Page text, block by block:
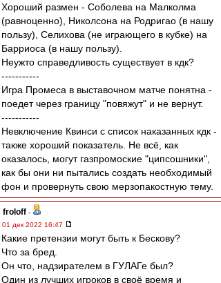
Хороший размен - Соболева на Малколма
(равноценно), Николсона на Родригао (в нашу
пользу), Селихова (не играющего в кубке) на
Барриоса (в нашу пользу).
Неужто справедливость существует в кдк?
-----------
Игра Промеса в выставочном матче понятна -
поедет через границу "повяжут" и не вернут.
-----------
Невключение Квинси с список наказанных кдк -
также хороший показатель. Не всё, как
оказалось, могут газпромоские "ципсошники",
как бы они ни пытались создать необходимый
фон и провернуть свою мерзопакостную тему.
froloff -
01 дек 2022 16:47
Какие претензии могут быть к Бескову?
Что за бред.
Он что, надзирателем в ГУЛАГе был?
Один из лучших игроков в своё время и